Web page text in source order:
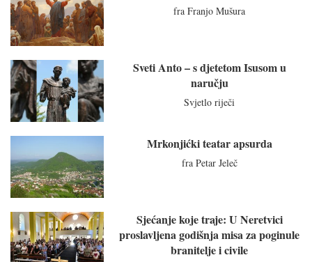
fra Franjo Mušura
Sveti Anto – s djetetom Isusom u
naručju
Svjetlo riječi
Mrkonjićki teatar apsurda
fra Petar Jeleč
Sjećanje koje traje: U Neretvici
proslavljena godišnja misa za poginule
branitelje i civile